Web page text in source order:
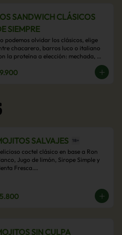
SANDWICH CLÁSICOS
SIEMPRE
podemos olvidar los clásicos, elige
chacarero, barros luco o italiano
la proteína a elección: mechada,
de papas fritas.
SALVAJES
coctel clásico en base a Ron
Jugo de limón, Sirope Simple y
Fresca.
SIN CULPA